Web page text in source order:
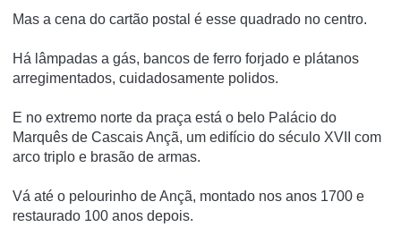
Mas a cena do cartão postal é esse quadrado no centro.
Há lâmpadas a gás, bancos de ferro forjado e plátanos
arregimentados, cuidadosamente polidos.
E no extremo norte da praça está o belo Palácio do
Marquês de Cascais Ançã, um edifício do século XVII com
arco triplo e brasão de armas.
Vá até o pelourinho de Ançã, montado nos anos 1700 e
restaurado 100 anos depois.